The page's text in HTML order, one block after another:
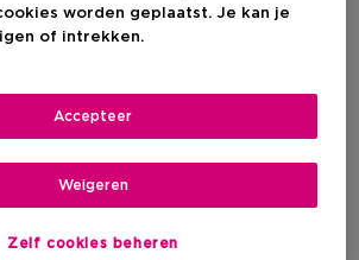
worden geplaatst. Je kan je
of intrekken.
Zelf cookies beheren
Weigeren
Accepteer